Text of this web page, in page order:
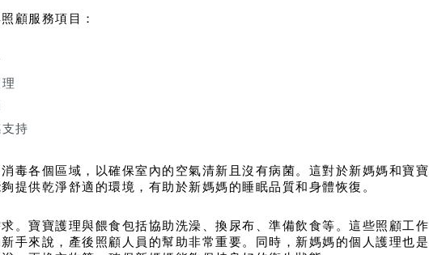
顧服務項目：
持
毒各個區域，以確保室內的空氣清新且沒有病菌。這對於新媽媽和寶寶
提供乾淨舒適的環境，有助於新媽媽的睡眠品質和身體恢復。
。寶寶護理與餵食包括協助洗澡、換尿布、準備飲食等。這些照顧工作
手來說，產後照顧人員的幫助非常重要。同時，新媽媽的個人護理也是